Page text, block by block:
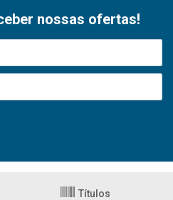
nossas ofertas!
Títulos